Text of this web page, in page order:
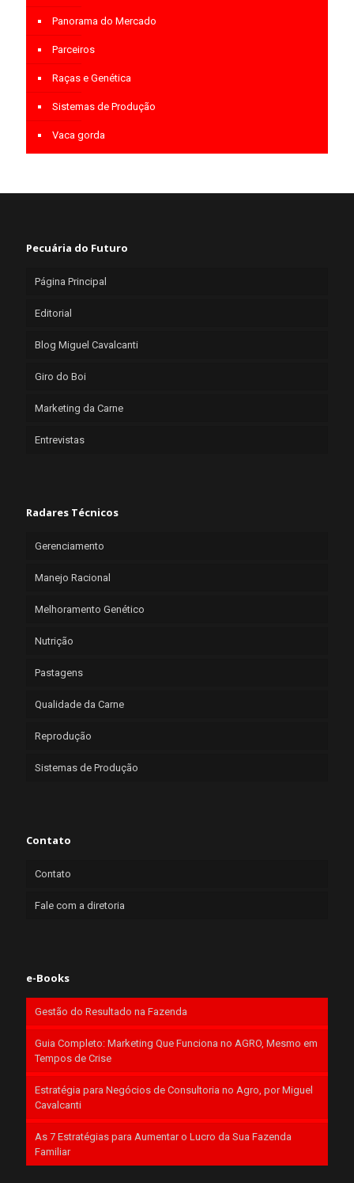
Panorama do Mercado
Parceiros
Raças e Genética
Sistemas de Produção
Vaca gorda
Pecuária do Futuro
Página Principal
Editorial
Blog Miguel Cavalcanti
Giro do Boi
Marketing da Carne
Entrevistas
Radares Técnicos
Gerenciamento
Manejo Racional
Melhoramento Genético
Nutrição
Pastagens
Qualidade da Carne
Reprodução
Sistemas de Produção
Contato
Contato
Fale com a diretoria
e-Books
Gestão do Resultado na Fazenda
Guia Completo: Marketing Que Funciona no AGRO, Mesmo em
Tempos de Crise
Estratégia para Negócios de Consultoria no Agro, por Miguel
Cavalcanti
As 7 Estratégias para Aumentar o Lucro da Sua Fazenda
Familiar